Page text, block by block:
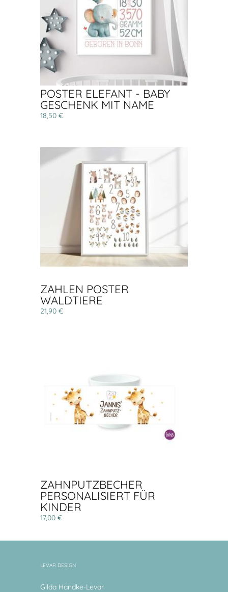
POSTER ELEFANT - BABY
GESCHENK MIT NAME
18,50 €
ZAHLEN POSTER
WALDTIERE
21,90 €
ZAHNPUTZBECHER
PERSONALISIERT FÜR
KINDER
17,00 €
LEVAR DESIGN
Gilda Handke-Levar